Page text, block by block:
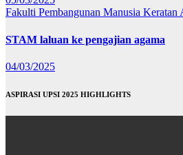
Fakulti Pembangunan Manusia Keratan
STAM laluan ke pengajian agama
04/03/2025
ASPIRASI UPSI 2025 HIGHLIGHTS